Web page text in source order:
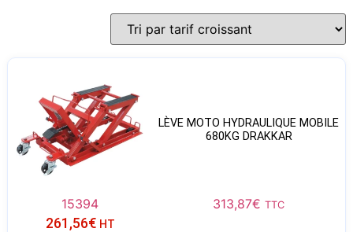
LÈVE MOTO HYDRAULIQUE MOBILE
680KG DRAKKAR
15394 313,87€ TTC
261,56€ HT